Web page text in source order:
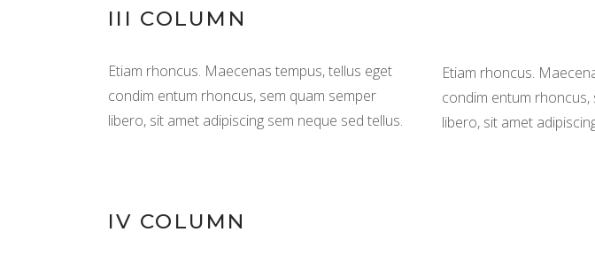
III COLUMN
Etiam rhoncus. Maecenas tempus, tellus eget
condim entum rhoncus, sem quam semper
libero, sit amet adipiscing sem neque sed tellus.
Etiam rhoncus.
condim entum
libero, sit amet
IV COLUMN